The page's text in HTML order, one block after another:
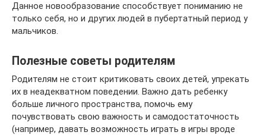
Данное новообразование способствует пониманию не
только себя, но и других людей в пубертатный период у
мальчиков.
Полезные советы родителям
Родителям не стоит критиковать своих детей, упрекать
их в неадекватном поведении. Важно дать ребенку
больше личного пространства, помочь ему
почувствовать свою важность и самодостаточность
(например, давать возможность играть в игры вроде